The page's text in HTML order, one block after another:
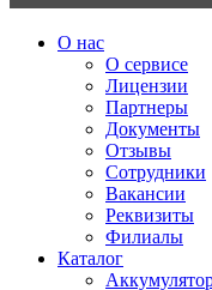
О нас
О сервисе
Лицензии
Партнеры
Документы
Отзывы
Сотрудники
Вакансии
Реквизиты
Филиалы
Каталог